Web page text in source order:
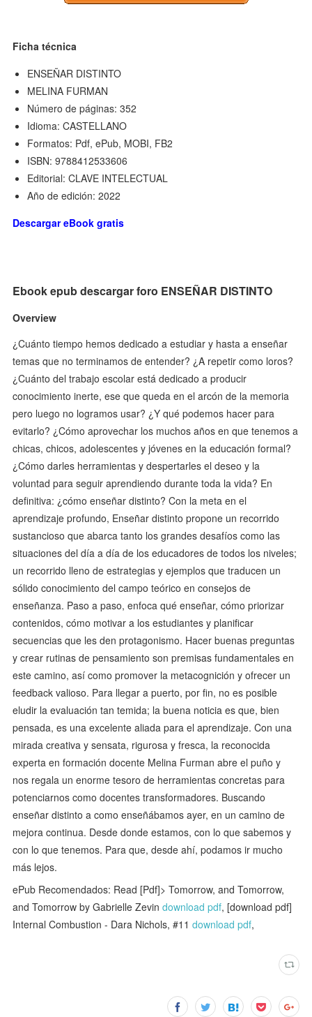
Ficha técnica
ENSEÑAR DISTINTO
MELINA FURMAN
Número de páginas: 352
Idioma: CASTELLANO
Formatos: Pdf, ePub, MOBI, FB2
ISBN: 9788412533606
Editorial: CLAVE INTELECTUAL
Año de edición: 2022
Descargar eBook gratis
Ebook epub descargar foro ENSEÑAR DISTINTO
Overview
¿Cuánto tiempo hemos dedicado a estudiar y hasta a enseñar
temas que no terminamos de entender? ¿A repetir como loros?
¿Cuánto del trabajo escolar está dedicado a producir
conocimiento inerte, ese que queda en el arcón de la memoria
pero luego no logramos usar? ¿Y qué podemos hacer para
evitarlo? ¿Cómo aprovechar los muchos años en que tenemos a
chicas, chicos, adolescentes y jóvenes en la educación formal?
¿Cómo darles herramientas y despertarles el deseo y la
voluntad para seguir aprendiendo durante toda la vida? En
definitiva: ¿cómo enseñar distinto? Con la meta en el
aprendizaje profundo, Enseñar distinto propone un recorrido
sustancioso que abarca tanto los grandes desafíos como las
situaciones del día a día de los educadores de todos los niveles;
un recorrido lleno de estrategias y ejemplos que traducen un
sólido conocimiento del campo teórico en consejos de
enseñanza. Paso a paso, enfoca qué enseñar, cómo priorizar
contenidos, cómo motivar a los estudiantes y planificar
secuencias que les den protagonismo. Hacer buenas preguntas
y crear rutinas de pensamiento son premisas fundamentales en
este camino, así como promover la metacognición y ofrecer un
feedback valioso. Para llegar a puerto, por fin, no es posible
eludir la evaluación tan temida; la buena noticia es que, bien
pensada, es una excelente aliada para el aprendizaje. Con una
mirada creativa y sensata, rigurosa y fresca, la reconocida
experta en formación docente Melina Furman abre el puño y
nos regala un enorme tesoro de herramientas concretas para
potenciarnos como docentes transformadores. Buscando
enseñar distinto a como enseñábamos ayer, en un camino de
mejora continua. Desde donde estamos, con lo que sabemos y
con lo que tenemos. Para que, desde ahí, podamos ir mucho
más lejos.
ePub Recomendados: Read [Pdf]> Tomorrow, and Tomorrow,
and Tomorrow by Gabrielle Zevindownload pdf, [download pdf]
Internal Combustion - Dara Nichols, #11download pdf,